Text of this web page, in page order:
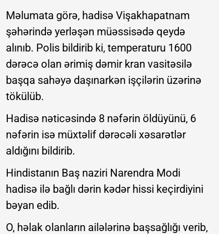
Məlumata görə, hadisə Vişakhapatnam
şəhərində yerləşən müəssisədə qeydə
alınıb. Polis bildirib ki, temperaturu 1600
dərəcə olan ərimiş dəmir kran vasitəsilə
başqa sahəyə daşınarkən işçilərin üzərinə
tökülüb.
Hadisə nəticəsində 8 nəfərin öldüyünü, 6
nəfərin isə müxtəlif dərəcəli xəsarətlər
aldığını bildirib.
Hindistanın Baş naziri Narendra Modi
hadisə ilə bağlı dərin kədər hissi keçirdiyini
bəyan edib.
O, həlak olanların ailələrinə başsağlığı verib,